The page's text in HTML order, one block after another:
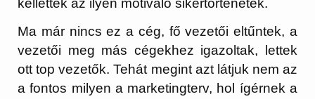
kellettek az ilyen motiváló sikertörténetek.
Ma már nincs ez a cég, fő vezetői eltűntek, a
vezetői meg más cégekhez igazoltak, lettek
ott top vezetők. Tehát megint azt látjuk nem az
a fontos milyen a marketingterv, hol ígérnek a